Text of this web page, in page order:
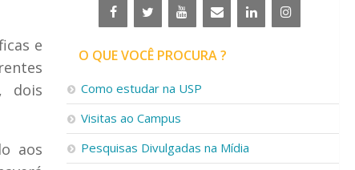
e
dois
aos
O QUE VOCÊ PROCURA ?
Como estudar na USP
Visitas ao Campus
Pesquisas Divulgadas na Mídia